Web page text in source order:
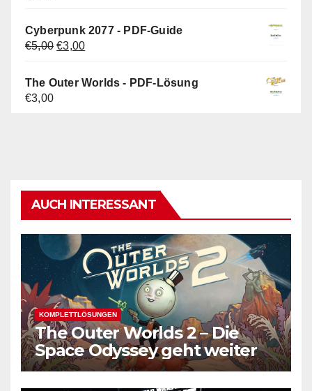
Cyberpunk 2077 - PDF-Guide
€5,00 Ursprünglicher
€3,00Aktueller
ist:
The Outer Worlds - PDF-Lösung
€3,00
AUCH INTERESSANT
KOMPLETTLÖSUNGEN
The Outer Worlds 2 – Die
Space Odyssey geht weiter